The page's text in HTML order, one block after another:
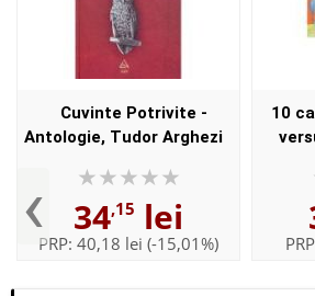
‹
Cuvinte Potrivite -
Antologie, Tudor Arghezi
34,15 lei
PRP: 40,18 lei (-15,01%)
10